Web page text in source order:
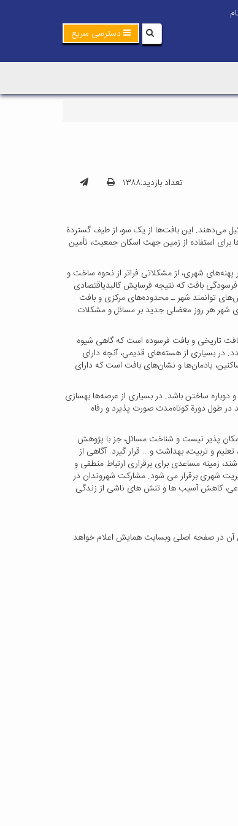
دسترسی سریع
تعداد بازدید:۱۳۸۸
می‌دهند. این بافت‌ها از یک سو، از طیف گستردة
استفاده از زمین جهت اسکان جمعیت، تأمین
شهری، از مشکلاتی فراتر از نحوه ساخت ‌و
بافت که نتیجه فرسایش کالبدیاقتصادی
توانمند شهر ـ محدوده‌های مرکزی و بافت
شهر هر روز معضلی جدید بر مسائل و مشکلات
تاریخی و بافت فرسوده است که گاهی شیوه
در بسیاری از هسته‌های قدیمی، آنچه دارای
یادمان‌ها و نشان‌های بافت است که دارای
دوباره ساختن باشد. در بسیاری از عرصه‌ها بهسازی
در طول دورة‌ کوتاه‌مدت صورت پذیرد و رفاه
پذیر نیست و شناخت مسائل، جز با پژوهش
و تربیت،‌ بهداشت و... قرار گیرد. آگاهی از
زمینه مساعدی برای برقراری ارتباط منطقی و
شهری برقرار می شود. مشارکت شهروندان در
کاهش آسیب ها و تنش های ناشی از زندگی
آن در صفحه اصلی وبسایت همایش اعلام خواهد